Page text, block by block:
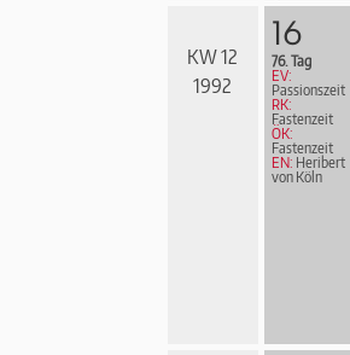
KW 12
1992
16
76. Tag
EV:
Passionszeit
RK:
Fastenzeit
ÖK:
Fastenzeit
EN: Heribert
von Köln